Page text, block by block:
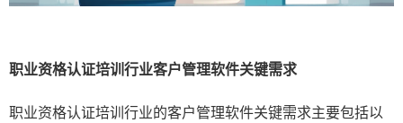
职业资格认证培训行业客户管理软件关键需求
职业资格认证培训行业的客户管理软件关键需求主要包括以